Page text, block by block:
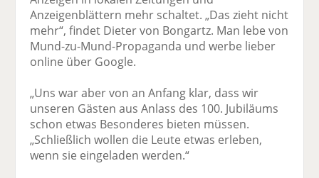
Anzeigenblättern mehr schaltet. „Das zieht nicht
mehr“, findet Dieter von Bongartz. Man lebe von
Mund-zu-Mund-Propaganda und werbe lieber
online über Google.
„Uns war aber von an Anfang klar, dass wir
unseren Gästen aus Anlass des 100. Jubiläums
schon etwas Besonderes bieten müssen.
„Schließlich wollen die Leute etwas erleben,
wenn sie eingeladen werden.“